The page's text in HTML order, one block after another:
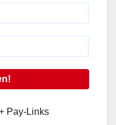
Pay-Links